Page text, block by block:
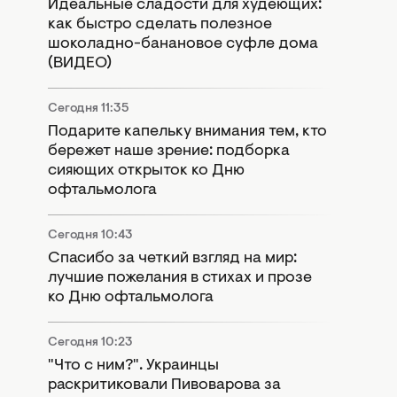
Идеальные сладости для худеющих:
как быстро сделать полезное
шоколадно-банановое суфле дома
(ВИДЕО)
Сегодня 11:35
Подарите капельку внимания тем, кто
бережет наше зрение: подборка
сияющих открыток ко Дню
офтальмолога
Сегодня 10:43
Спасибо за четкий взгляд на мир:
лучшие пожелания в стихах и прозе
ко Дню офтальмолога
Сегодня 10:23
"Что с ним?". Украинцы
раскритиковали Пивоварова за